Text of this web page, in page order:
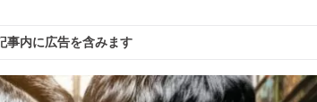
事内に広告を含みます